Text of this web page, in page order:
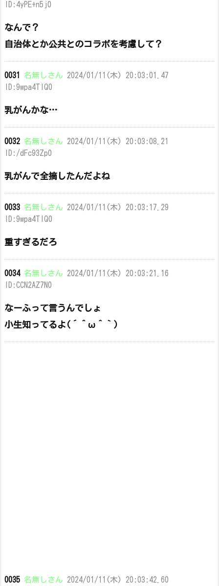
ID:4yPE+n5j0
なんで？
自治体とか公共とのコラボを考慮して？
0031 名無しさん 2024/01/11(木) 20:03:01.47
ID:9wpa4TIQ0
乳がんかな…
0032 名無しさん 2024/01/11(木) 20:03:08.21
ID:/dFc93Zp0
乳がんで全摘したんだよね
0033 名無しさん 2024/01/11(木) 20:03:17.29
ID:9wpa4TIQ0
重すぎるだろ
0034 名無しさん 2024/01/11(木) 20:03:21.16
ID:CCN2AZ7N0
なーふって言うんでしょ
小生知ってるよ(´＾ω＾｀)
0035 名無しさん 2024/01/11(木) 20:03:42.60